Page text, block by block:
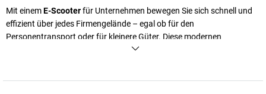
Mit einemE-Scooterfür Unternehmen bewegen Sie sich schnell und
effizient über jedes Firmengelände – egal ob für den
Personentransport oder für kleinere Güter. Diese modernen
Fahrzeuge sind längst nicht mehr nur aus dem Stadtbild bekannt,